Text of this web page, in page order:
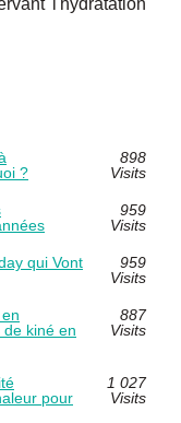
?
898
Visits
959
Visits
qui Vont
959
Visits
kiné en
887
Visits
pour
1 027
Visits